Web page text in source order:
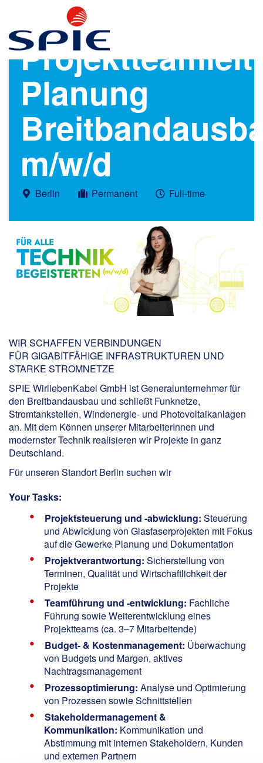
Planung
m/w/d
Berlin Permanent Full-time
WIR SCHAFFEN VERBINDUNGEN
FÜR GIGABITFÄHIGE INFRASTRUKTUREN UND
STARKE STROMNETZE
SPIE WirliebenKabel GmbH ist Generalunternehmer für
den Breitbandausbau und schließt Funknetze,
Stromtankstellen, Windenergie- und Photovoltaikanlagen
an. Mit dem Können unserer MitarbeiterInnen und
modernster Technik realisieren wir Projekte in ganz
Deutschland.
Für unseren Standort Berlin suchen wir
Your Tasks:
Projektsteuerung und -abwicklung: Steuerung
und Abwicklung von Glasfaserprojekten mit Fokus
auf die Gewerke Planung und Dokumentation
Projektverantwortung: Sicherstellung von
Terminen, Qualität und Wirtschaftlichkeit der
Projekte
Teamführung und -entwicklung: Fachliche
Führung sowie Weiterentwicklung eines
Projektteams (ca. 3–7 Mitarbeitende)
Budget- & Kostenmanagement: Überwachung
von Budgets und Margen, aktives
Nachtragsmanagement
Prozessoptimierung: Analyse und Optimierung
von Prozessen sowie Schnittstellen
Stakeholdermanagement &
Kommunikation: Kommunikation und
Abstimmung mit internen Stakeholdern, Kunden
und externen Partnern